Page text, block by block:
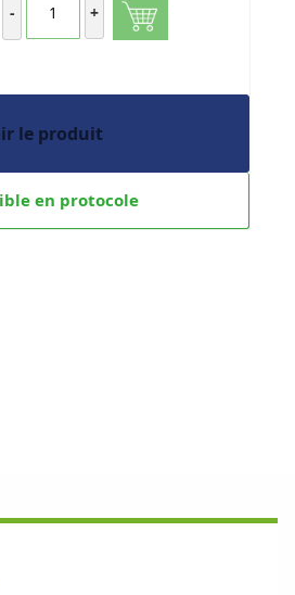
- +
le produit
en protocole